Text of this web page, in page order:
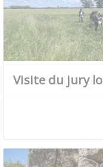
Visite du jury